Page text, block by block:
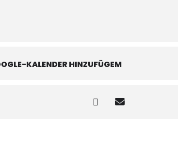
KALENDER HINZUFÜGEM